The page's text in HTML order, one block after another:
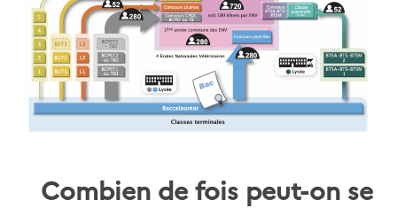
Combien de fois peut-on se